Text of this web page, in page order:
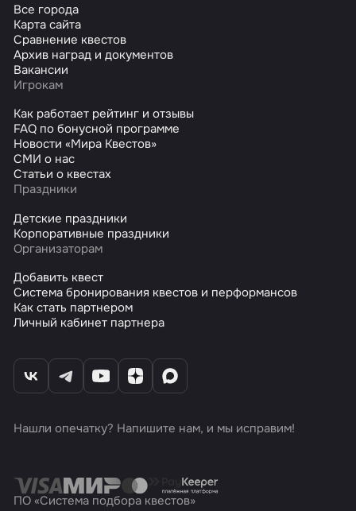
Все города
Карта сайта
Сравнение квестов
Архив наград и документов
Вакансии
Игрокам
Как работает рейтинг и отзывы
FAQ по бонусной программе
Новости «Мира Квестов»
СМИ о нас
Статьи о квестах
Праздники
Детские праздники
Корпоративные праздники
Организаторам
Добавить квест
Система бронирования квестов и перформансов
Как стать партнером
Личный кабинет партнера
Нашли опечатку? Напишите нам, и мы исправим!
ПО «Система подбора квестов»